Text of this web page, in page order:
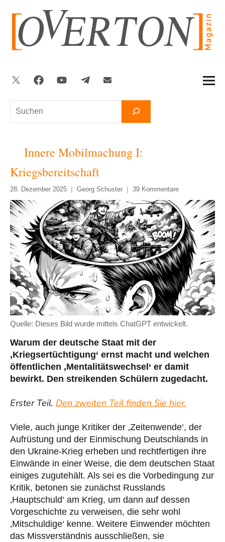
springen
Suchen
Twitter FacebookYouTubeTelegram
Innere Mobilmachung I:
Kriegsbereitschaft
28. Dezember 2025 Georg Schuster 39 Kommentare
Quelle: Dieses Bild wurde mittels ChatGPT entwickelt.
Warum der deutsche Staat mit der
‚Kriegsertüchtigung‘ ernst macht und welchen
öffentlichen ‚Mentalitätswechsel‘ er damit
bewirkt. Den streikenden Schülern zugedacht.
Erster Teil. Den zweiten Teil finden Sie hier.
Viele, auch junge Kritiker der ‚Zeitenwende‘, der
Aufrüstung und der Einmischung Deutschlands in
den Ukraine-Krieg erheben und rechtfertigen ihre
Einwände in einer Weise, die dem deutschen Staat
einiges zugutehält. Als sei es die Vorbedingung zur
Kritik, betonen sie zunächst Russlands
‚Hauptschuld‘ am Krieg, um dann auf dessen
Vorgeschichte zu verweisen, die sehr wohl
‚Mitschuldige‘ kenne. Weitere Einwender möchten
das Missverständnis ausschließen, sie